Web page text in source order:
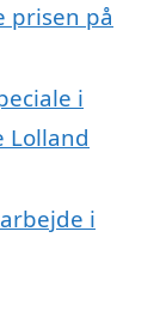
prisen på
i
Lolland
i